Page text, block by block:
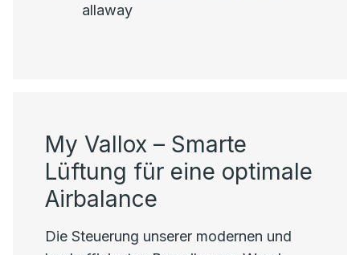
allaway
My Vallox – Smarte
Lüftung für eine optimale
Airbalance
Die Steuerung unserer modernen und